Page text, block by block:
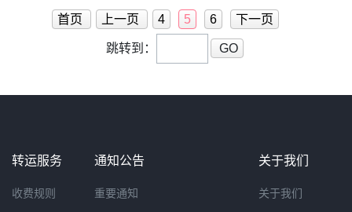
邮费是不予退回的。金属喷
首页 上一页 4 5 6 下一页
跳转到： GO
转运服务
收费规则
通知公告
重要通知
关于我们
关于我们